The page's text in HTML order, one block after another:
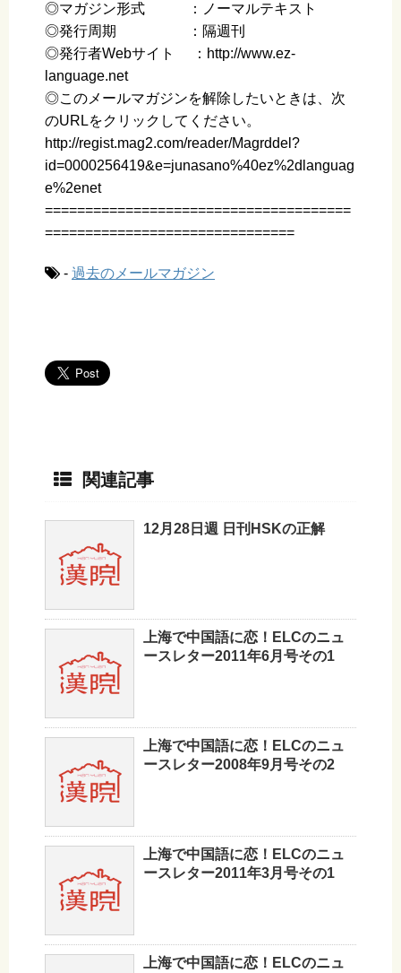
◎マガジン形式 ：ノーマルテキスト
◎発行周期 ：隔週刊
◎発行者Webサイト ：http://www.ez-
language.net
◎このメールマガジンを解除したいときは、次
のURLをクリックしてください。
http://regist.mag2.com/reader/Magrddel?
id=0000256419&e=junasano%40ez%2dlanguag
e%2enet
======================================
===============================
- 過去のメールマガジン
関連記事
12月28日週 日刊HSKの正解
上海で中国語に恋！ELCのニュ
ースレター2011年6月号その1
上海で中国語に恋！ELCのニュ
ースレター2008年9月号その2
上海で中国語に恋！ELCのニュ
ースレター2011年3月号その1
上海で中国語に恋！ELCのニュ